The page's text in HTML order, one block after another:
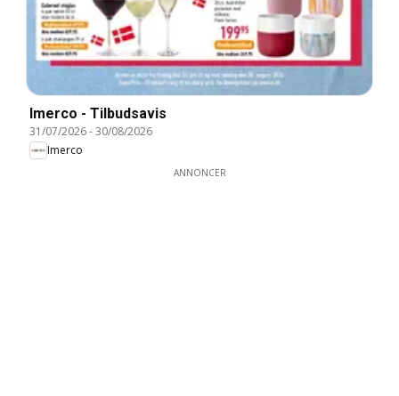
Imerco - Tilbudsavis
31/07/2026-30/08/2026
Imerco
ANNONCER